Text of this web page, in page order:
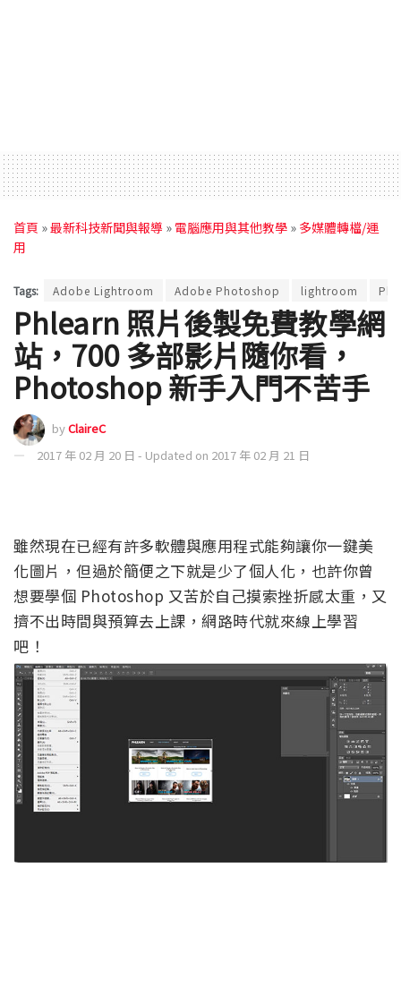
首頁 »最新科技新聞與報導 » 電腦應用與其他教學 » 多媒體轉檔/運
用
Tags: Adobe Lightroom Adobe Photoshop lightroom
Phlearn 照片後製免費教學網
站，700 多部影片隨你看，
Photoshop 新手入門不苦手
byClaireC
2017 年 02 月 20 日 - Updated on 2017 年 02 月 21 日
雖然現在已經有許多軟體與應用程式能夠讓你一鍵美
化圖片，但過於簡便之下就是少了個人化，也許你曾
想要學個 Photoshop 又苦於自己摸索挫折感太重，又
擠不出時間與預算去上課，網路時代就來線上學習
吧！